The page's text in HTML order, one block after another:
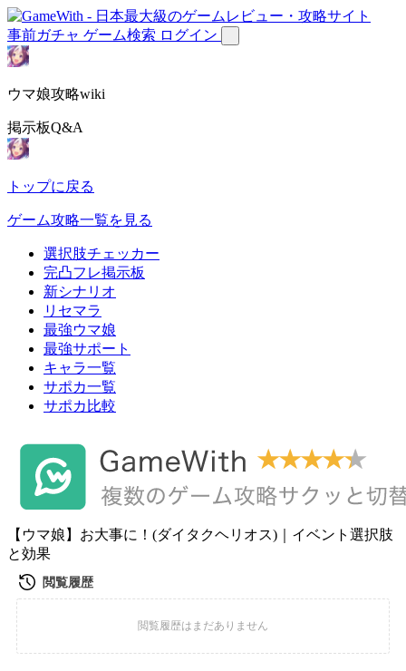
事前ガチャ ゲーム検索 ログイン
ウマ娘攻略wiki
掲示板Q&A
トップに戻る
ゲーム攻略一覧を見る
選択肢チェッカー
完凸フレ掲示板
新シナリオ
リセマラ
最強ウマ娘
最強サポート
キャラ一覧
サポカ一覧
サポカ比較
【ウマ娘】お大事に！(ダイタクヘリオス)｜イベント選択肢
と効果